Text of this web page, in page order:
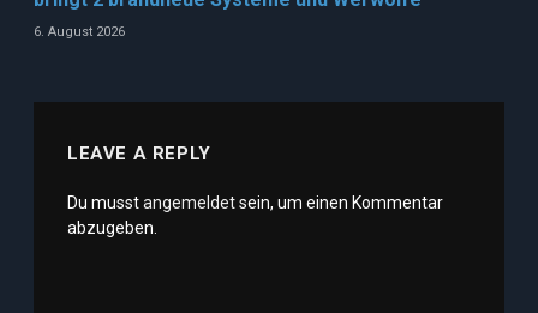
6. August 2026
LEAVE A REPLY
Du musstangemeldetsein, um einen Kommentar
abzugeben.